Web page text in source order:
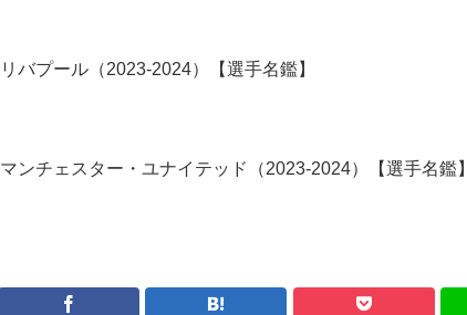
リバプール（2023-2024）【選手名鑑】
マンチェスター・ユナイテッド（2023-2024）【選手名鑑】